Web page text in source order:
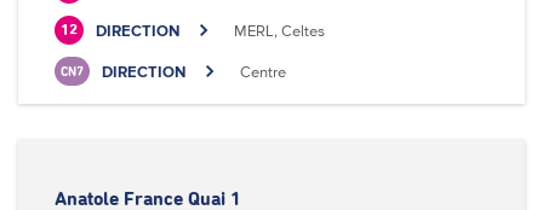
12 DIRECTION MERL, Celtes
CN7 DIRECTION Centre
Anatole France Quai 1